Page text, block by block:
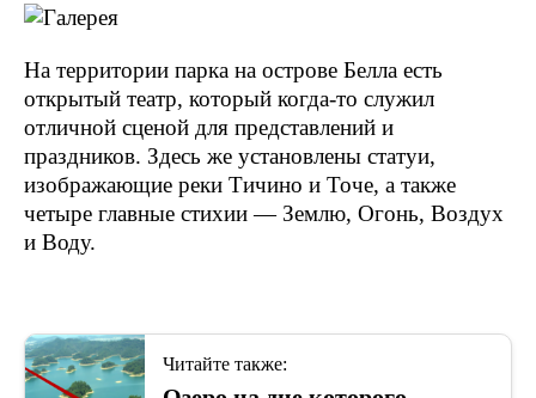
На территории парка на острове Белла есть
открытый театр, который когда-то служил
отличной сценой для представлений и
праздников. Здесь же установлены статуи,
изображающие реки Тичино и Точе, а также
четыре главные стихии — Землю, Огонь, Воздух
и Воду.
Читайте также: